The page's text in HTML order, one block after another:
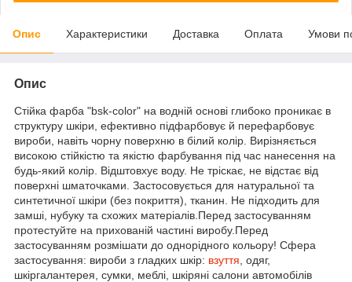
Опис Характеристики Доставка Оплата Умови
Опис
Стійка фарба "bsk-color" на водній основі глибоко проникає в
структуру шкіри, ефективно підфарбовує й перефарбовує
вироби, навіть чорну поверхню в білий колір. Вирізняється
високою стійкістю та якістю фарбування під час нанесення на
будь-який колір. Відштовхує воду. Не тріскає, не відстає від
поверхні шматочками. Застосовується для натуральної та
синтетичної шкіри (без покриття), тканин. Не підходить для
замші, нубуку та схожих матеріалів.Перед застосуванням
протестуйте на прихованій частині виробу.Перед
застосуванням розмішати до однорідного кольору! Сфера
застосування: вироби з гладких шкір: взуття , одяг,
шкіргалантерея, сумки, меблі, шкіряні салони автомобілів